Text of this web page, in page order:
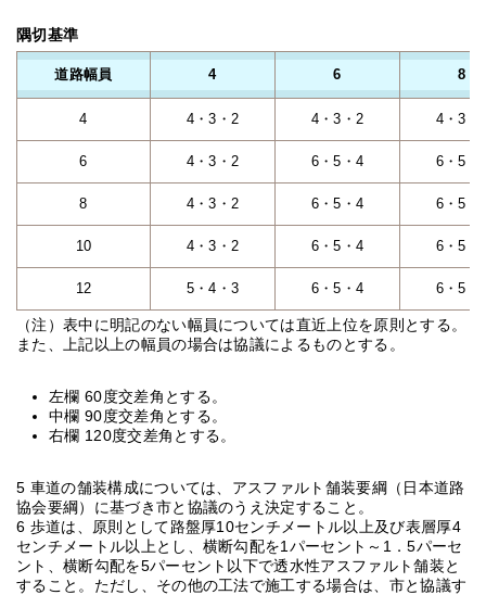
隅切基準
道路幅員 4 6 8
4 4・3・2 4・3・2 4・3・
6 4・3・2 6・5・4 6・5・
8 4・3・2 6・5・4 6・5・
10 4・3・2 6・5・4 6・5・
12 5・4・3 6・5・4 6・5・
（注）表中に明記のない幅員については直近上位を原則とする。
また、上記以上の幅員の場合は協議によるものとする。
左欄 60度交差角とする。
中欄 90度交差角とする。
右欄 120度交差角とする。
5 車道の舗装構成については、アスファルト舗装要綱（日本道路
協会要綱）に基づき市と協議のうえ決定すること。
6 歩道は、原則として路盤厚10センチメートル以上及び表層厚4
センチメートル以上とし、横断勾配を1パーセント～1．5パーセ
ント、横断勾配を5パーセント以下で透水性アスファルト舗装と
すること。ただし、その他の工法で施工する場合は、市と協議す